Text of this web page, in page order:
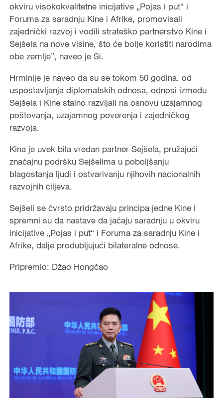
okviru visokokvalitetne inicijative „Pojas i put“ i
Foruma za saradnju Kine i Afrike, promovisali
zajednički razvoj i vodili strateško partnerstvo Kine i
Sejšela na nove visine, što će bolje koristiti narodima
obe zemlje”, naveo je Si.
Hrminije je naveo da su se tokom 50 godina, od
uspostavljanja diplomatskih odnosa, odnosi između
Sejšela i Kine stalno razvijali na osnovu uzajamnog
poštovanja, uzajamnog poverenja i zajedničkog
razvoja.
Kina je uvek bila vredan partner Sejšela, pružajući
značajnu podršku Sejšelima u poboljšanju
blagostanja ljudi i ostvarivanju njihovih nacionalnih
razvojnih ciljeva.
Sejšeli se čvrsto pridržavaju principa jedne Kine i
spremni su da nastave da jačaju saradnju u okviru
inicijative „Pojas i put“ i Foruma za saradnju Kine i
Afrike, dalje produbljujući bilateralne odnose.
Pripremio: Džao Hongčao